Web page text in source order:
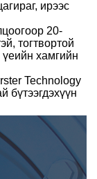
ирээс
20-
тогтвортой
хамгийн
Technology
бүтээгдэхүүн